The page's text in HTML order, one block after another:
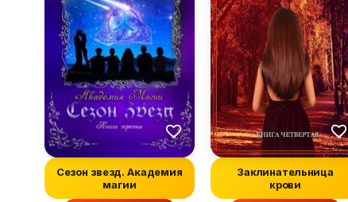
Сезон звезд. Академия
магии
Заклинательница
крови